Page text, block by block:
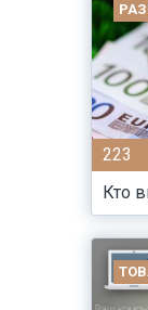
223
Кто